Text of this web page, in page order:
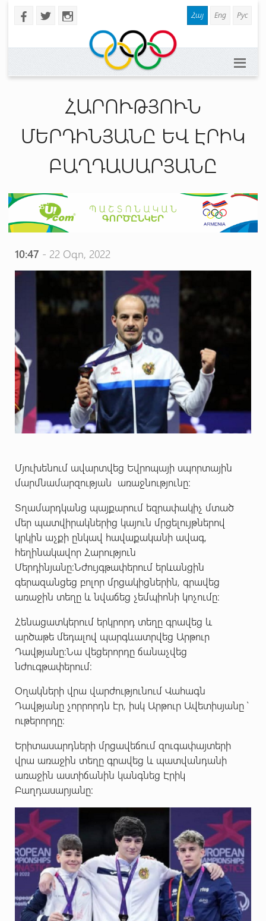
b a x Հայ Eng Рус
ՀԱՐՈՒԹՅՈՒՆ
ՄԵՐԴԻՆՅԱՆԸ ԵՎ ԷՐԻԿ
ԲԱՂԴԱՍԱՐՅԱՆԸ
10:47 - 22 Օգո, 2022
Մյուխենում ավարտվեց Եվրոպայի սպորտային
մարմնամարզության առաջնությունը:
Տղամարդկանց պայքարում եզրափակիչ մտած
մեր պատվիրակներից կայուն մրցելույթներով
կրկին աչքի ընկավ հավաքականի ավագ,
հեղինակավոր Հարություն
Մերդինյանը:Նժույգթափերում երևանցին
գերազանցեց բոլոր մրցակիցներին, գրավեց
առաջին տեղը և նվաճեց չեմպիոնի կոչումը:
Հենացատկերում երկրորդ տեղը գրավեց և
արծաթե մեդալով պարգևատրվեց Արթուր
Դավթյանը:Նա վեցերորդը ճանաչվեց
նժուգթափերում:
Օղակների վրա վարժությունում Վահագն
Դավթյանը չորրորդն էր, իսկ Արթուր Ավետիսյանը ՝
ութերորդը:
Երիտասարդների մրցավեճում զուգափայտերի
վրա առաջին տեղը գրավեց և պատվանդանի
առաջին աստիճանին կանգնեց Էրիկ
Բաղդասարյանը: